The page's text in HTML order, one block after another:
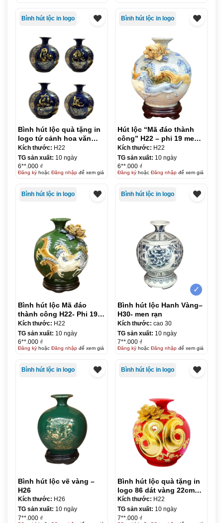
Bình hút lộc in logo
Bình hút lộc quà tặng in
logo tứ cảnh hoa văn
vàng kim 22cm KQ-
BHL07
Kích thước: H22
TG sản xuất: 10 ngày
6**.000 ₫
Đăng kýhoặc Đăng nhậpđể xem giá
Bình hút lộc in logo
Hút lộc “Mã đáo thành
công” H22 – phi 19 men
rạn
Kích thước: H22
TG sản xuất: 10 ngày
6**.000 ₫
Đăng kýhoặc Đăng nhậpđể xem giá
Bình hút lộc in logo
Bình hút lộc Mã đáo
thành công H22- Phi 19
men màu
Kích thước: H22
TG sản xuất: 10 ngày
6**.000 ₫
Đăng kýhoặc Đăng nhậpđể xem giá
Bình hút lộc in logo
✓
Bình hút lộc Hanh Vàng–
H30- men rạn
Kích thước: cao 30
TG sản xuất: 10 ngày
7**.000 ₫
Đăng kýhoặc Đăng nhậpđể xem giá
Bình hút lộc in logo
Bình hút lộc vẽ vàng –
H26
Kích thước: H26
TG sản xuất: 10 ngày
7**.000 ₫
Bình hút lộc in logo
Bình hút lộc quà tặng in
logo 86 dát vàng 22cm
KQ-BHL13
Kích thước: H22
TG sản xuất: 10 ngày
7**.000 ₫